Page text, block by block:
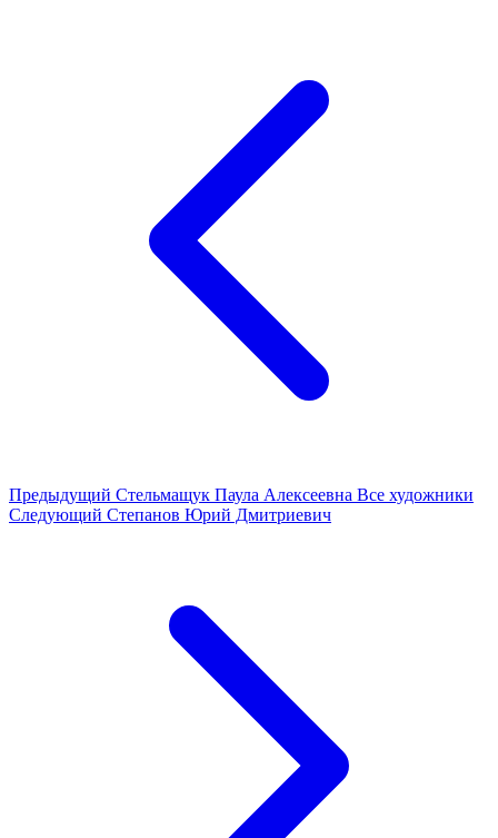
Предыдущий Стельмащук Паула Алексеевна Все художники
Следующий Степанов Юрий Дмитриевич